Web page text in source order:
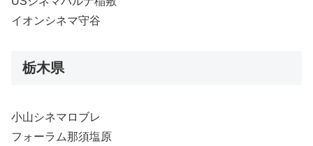
イオンシネマ守谷
栃木県
小山シネマロブレ
フォーラム那須塩原